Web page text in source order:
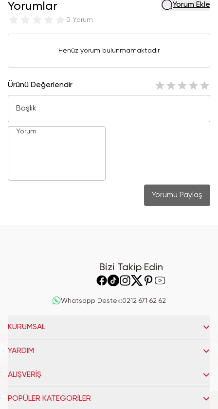
Yorumlar
0 Yorum
Yorum Ekle
Henüz yorum bulunmamaktadır
Ürünü Değerlendir
Yorumu Paylaş
Bizi Takip Edin
Whatsapp Destek:0212 671 62 62
KURUMSAL
YARDIM
ALIŞVERİŞ
POPÜLER KATEGORİLER